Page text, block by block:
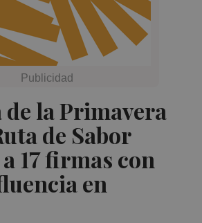
de la Primavera
de Sabor
17 firmas con
en